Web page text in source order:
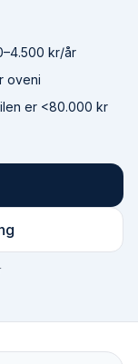
kr/år
oveni
er <80.000 kr